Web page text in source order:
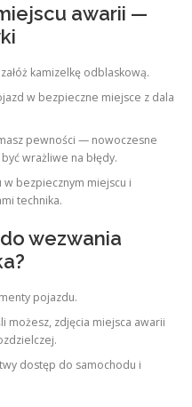
awarii —
kamizelkę odblaskową.
w bezpieczne miejsce z dala
pewności — nowoczesne
wrażliwe na błędy.
w bezpiecznym miejscu i
technika.
wezwania
pojazdu.
możesz, zdjęcia miejsca awarii
dostęp do samochodu i